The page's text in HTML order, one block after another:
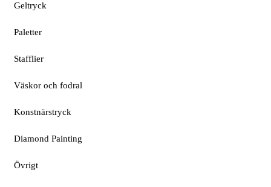
Geltryck
Paletter
Stafflier
Väskor och fodral
Konstnärstryck
Diamond Painting
Övrigt